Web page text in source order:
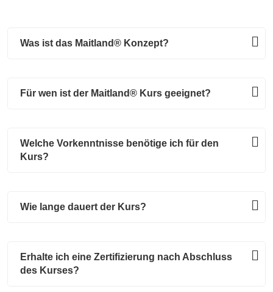
Was ist das Maitland® Konzept?
Für wen ist der Maitland® Kurs geeignet?
Welche Vorkenntnisse benötige ich für den
Kurs?
Wie lange dauert der Kurs?
Erhalte ich eine Zertifizierung nach Abschluss
des Kurses?